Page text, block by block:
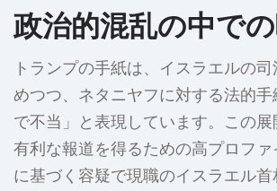
政治的混乱の中で
トランプの手紙は、イスラエルの
めつつ、ネタニヤフに対する法的
で不当」と表現しています。この
有利な報道を得るための高プロファ
に基づく容疑で現職のイスラエル